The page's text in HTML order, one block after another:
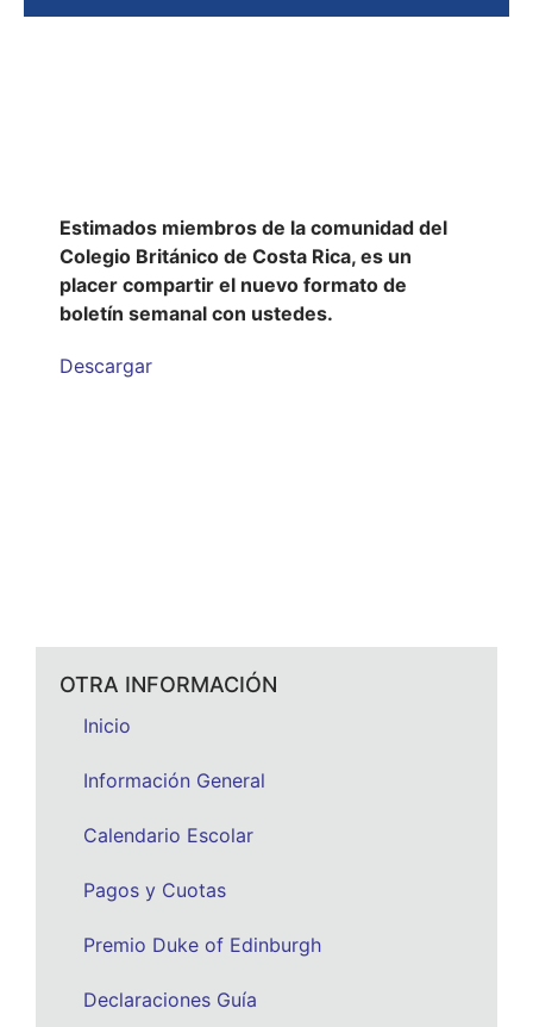
Estimados miembros de la comunidad del
Colegio Británico de Costa Rica, es un
placer compartir el nuevo formato de
boletín semanal con ustedes.
Descargar
OTRA INFORMACIÓN
Inicio
Información General
Calendario Escolar
Pagos y Cuotas
Premio Duke of Edinburgh
Declaraciones Guía